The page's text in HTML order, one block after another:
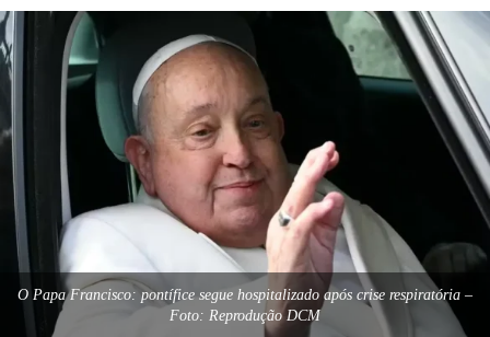
O Papa Francisco: pontífice segue hospitalizado após crise respiratória –
Foto: Reprodução DCM